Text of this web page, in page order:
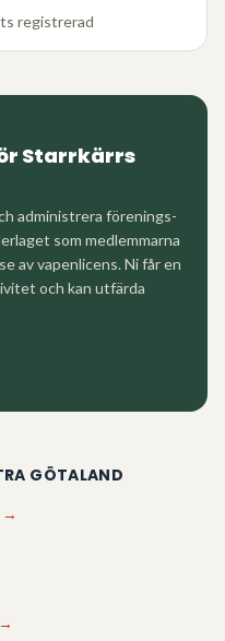
registrerad
Starrkärrs
administrera förenings-
som medlemmarna
av vapenlicens. Ni får en
och kan utfärda
GÖTALAND
→
→